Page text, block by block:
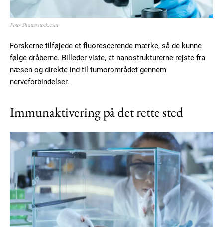
Subscription Plans
Free limited access
Gratis / forever
Foto: Shutterstock.com
Forskerne tilføjede et fluorescerende mærke, så de kunne
følge dråberne. Billeder viste, at nanostrukturerne rejste fra
næsen og direkte ind til tumorområdet gennem
nerveforbindelser.
Immunaktivering på det rette sted